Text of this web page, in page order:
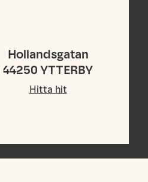
Hollandsgatan
44250 YTTERBY
Hitta hit